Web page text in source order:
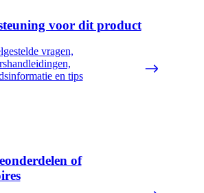
voor dit product
vragen,
en tips
of